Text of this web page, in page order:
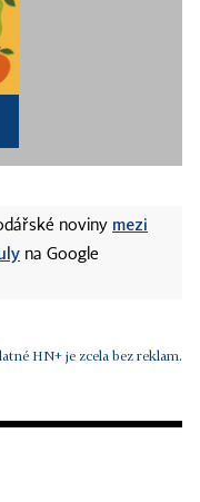
noviny mezi
na Google
HN+ je zcela bez reklam.